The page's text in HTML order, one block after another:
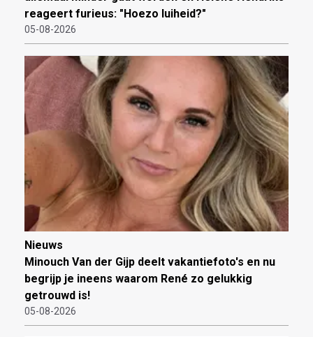
reageert furieus: "Hoezo luiheid?"
05-08-2026
Nieuws
Minouch Van der Gijp deelt vakantiefoto's en nu
begrijp je ineens waarom René zo gelukkig
getrouwd is!
05-08-2026